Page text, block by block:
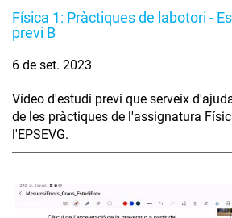
Física 1: Pràctiques de labotori -
previ B
6 de set. 2023
Vídeo d'estudi previ que serveix
de les pràctiques de l'assignatura
l'EPSEVG.